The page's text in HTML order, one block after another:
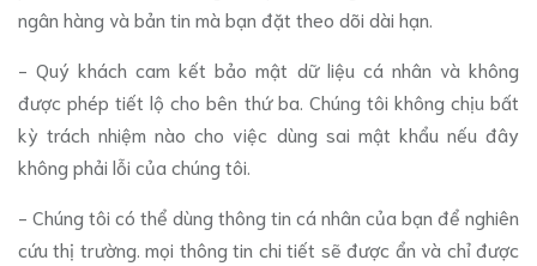
ngân hàng và bản tin mà bạn đặt theo dõi dài hạn.
- Quý khách cam kết bảo mật dữ liệu cá nhân và không
được phép tiết lộ cho bên thứ ba. Chúng tôi không chịu bất
kỳ trách nhiệm nào cho việc dùng sai mật khẩu nếu đây
không phải lỗi của chúng tôi.
- Chúng tôi có thể dùng thông tin cá nhân của bạn để nghiên
cứu thị trường. mọi thông tin chi tiết sẽ được ẩn và chỉ được